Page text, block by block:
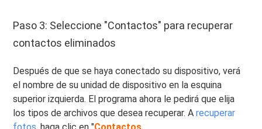
Paso 3: Seleccione "Contactos" para recuperar
contactos eliminados
Después de que se haya conectado su dispositivo, verá
el nombre de su unidad de dispositivo en la esquina
superior izquierda. El programa ahora le pedirá que elija
los tipos de archivos que desea recuperar. Arecuperar